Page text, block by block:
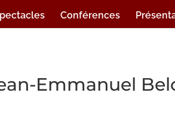
Conférences
Emmanuel